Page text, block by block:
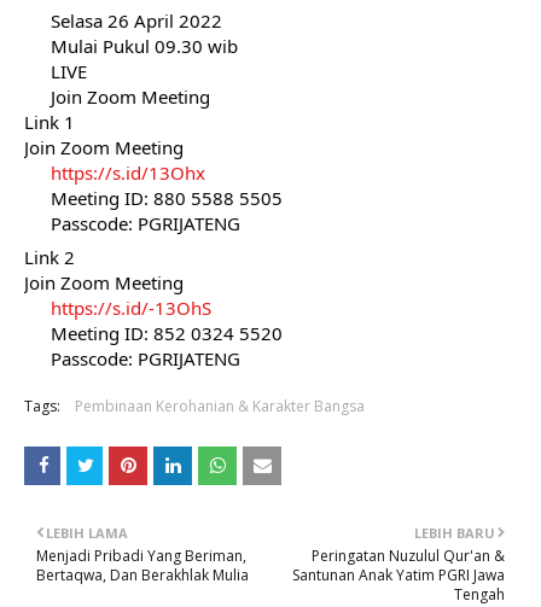
Selasa 26 April 2022
Mulai Pukul 09.30 wib
LIVE
Join Zoom Meeting
Link 1
Join Zoom Meeting
https://s.id/13Ohx
Meeting ID: 880 5588 5505
Passcode: PGRIJATENG
Link 2
Join Zoom Meeting
https://s.id/-13OhS
Meeting ID: 852 0324 5520
Passcode: PGRIJATENG
Tags: Pembinaan Kerohanian & Karakter Bangsa
LEBIH BARU
Peringatan Nuzulul Qur'an &
Santunan Anak Yatim PGRI Jawa
Tengah
LEBIH LAMA
Menjadi Pribadi Yang Beriman,
Bertaqwa, Dan Berakhlak Mulia